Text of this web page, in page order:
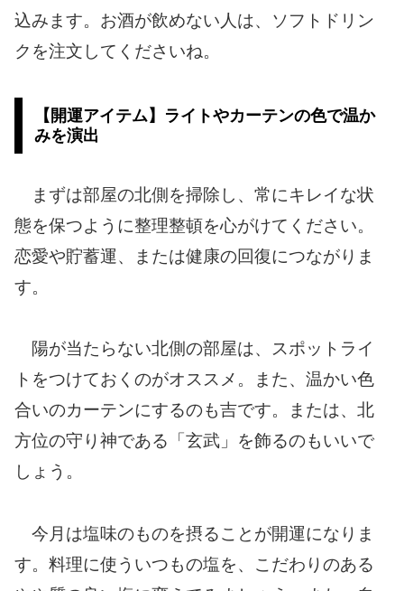
込みます。お酒が飲めない人は、ソフトドリン
クを注文してくださいね。
【開運アイテム】ライトやカーテンの色で温か
みを演出
まずは部屋の北側を掃除し、常にキレイな状
態を保つように整理整頓を心がけてください。
恋愛や貯蓄運、または健康の回復につながりま
す。
陽が当たらない北側の部屋は、スポットライ
トをつけておくのがオススメ。また、温かい色
合いのカーテンにするのも吉です。または、北
方位の守り神である「玄武」を飾るのもいいで
しょう。
今月は塩味のものを摂ることが開運になりま
す。料理に使ういつもの塩を、こだわりのある